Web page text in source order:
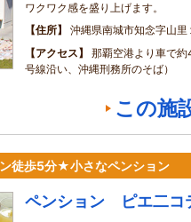
ワクワク感を盛り上げます。
住所
沖縄県南城市知念字山里
アクセス
那覇空港より車で
号線沿い、沖縄刑務所のそば）
この施
徒歩5分★小さなペンション
ペンション ピエ二コ